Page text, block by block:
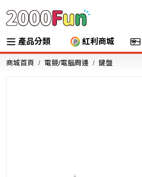
產品分類 紅利商城
商城首頁 電競/電腦周邊 鍵盤